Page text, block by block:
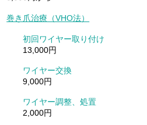
巻き爪治療（VHO法）
初回ワイヤー取り付け
13,000円
ワイヤー交換
9,000円
ワイヤー調整、処置
2,000円